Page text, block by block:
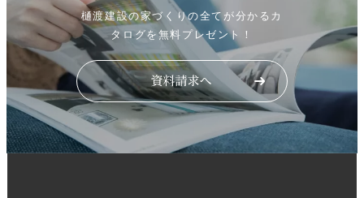
樋渡建設の家づくりの全てが分かるカ
タログを無料プレゼント！